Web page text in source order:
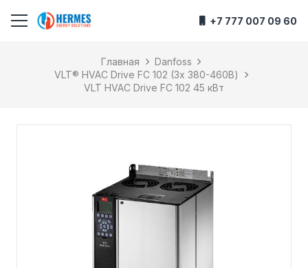
+7 777 007 09 60
Главная
Danfoss
VLT® HVAC Drive FC 102 (3х 380-460В)
VLT HVAC Drive FC 102 45 кВт